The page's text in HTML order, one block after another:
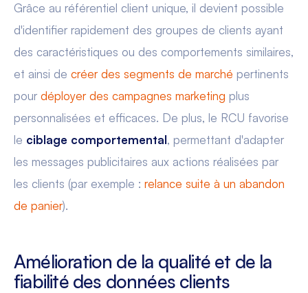
Grâce au référentiel client unique, il devient possible
d'identifier rapidement des groupes de clients ayant
des caractéristiques ou des comportements similaires,
et ainsi de créer des segments de marché pertinents
pour déployer des campagnes marketing plus
personnalisées et efficaces. De plus, le RCU favorise
le ciblage comportemental, permettant d'adapter
les messages publicitaires aux actions réalisées par
les clients (par exemple : relance suite à un abandon
de panier).
Amélioration de la qualité et de la
fiabilité des données clients